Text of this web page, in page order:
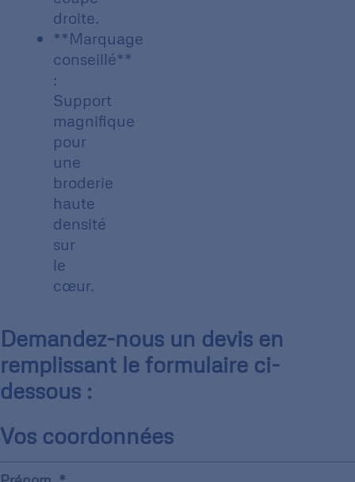
droite.
**Marquage
conseillé**
:
Support
magnifique
pour
une
broderie
haute
densité
sur
le
cœur.
Demandez-nous un devis en
remplissant le formulaire ci-
dessous :
Vos coordonnées